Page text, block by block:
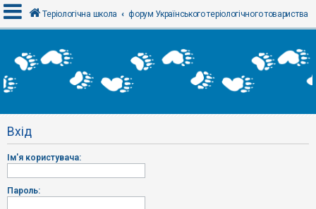
х
і
Р
є
т
р
а
Теріологічна школа форум Українського теріологічного товариства
Вхід
Ім'я користувача:
Пароль: